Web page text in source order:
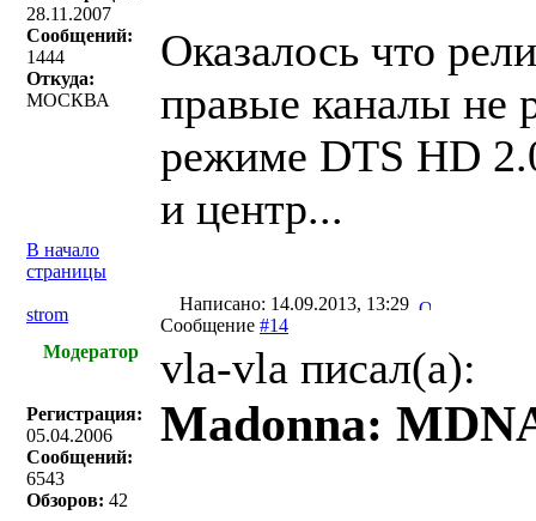
28.11.2007
Сообщений:
1444
Откуда:
МОСКВА
Оказалось что
правые каналы не
режиме DTS HD
и центр...
В начало
страницы
strom
Написано: 14.09.2013, 13:29
Сообщение #14
Модератор
Регистрация:
05.04.2006
Сообщений:
6543
Обзоров: 42
vla-vla писал(a):
Madonna: